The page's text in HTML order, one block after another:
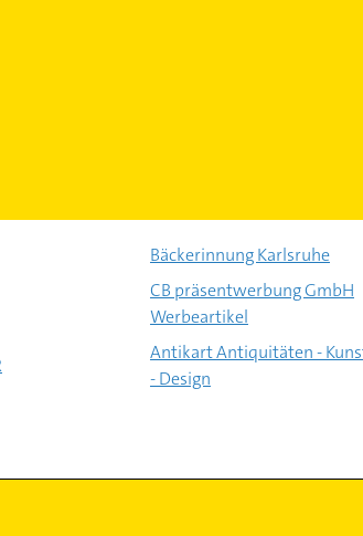
Bäckerinnung Karlsruhe
CB präsentwerbung GmbH
Werbeartikel
Antikart Antiquitäten -
- Design